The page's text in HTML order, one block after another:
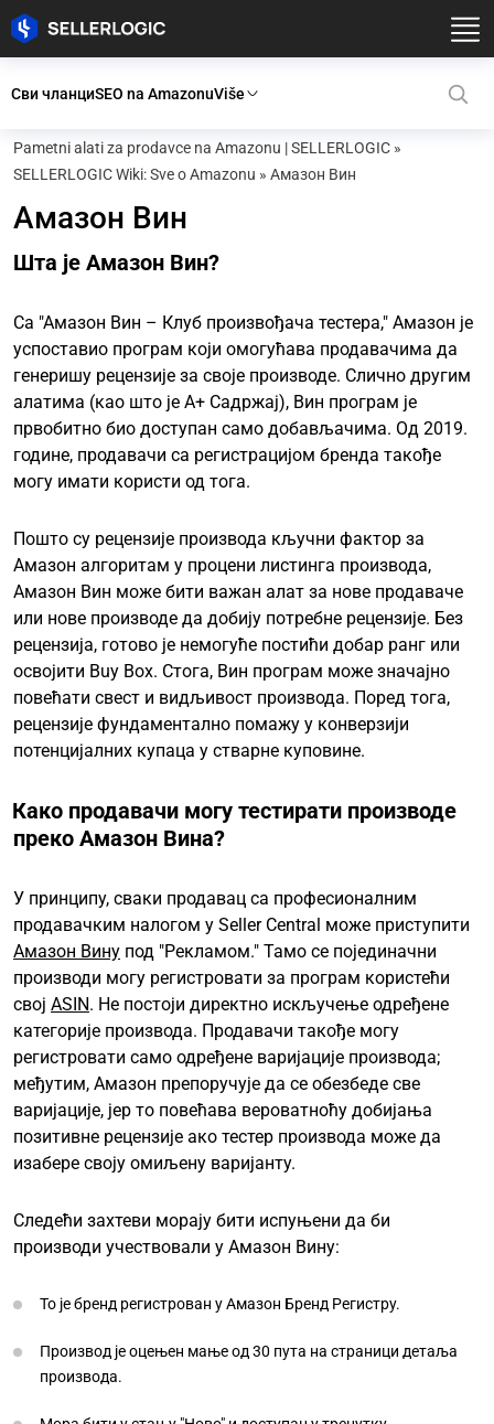
Сви чланциSEO na AmazonuViše
Pametni alati za prodavce na Amazonu | SELLERLOGIC »
SELLERLOGIC Wiki: Sve o Amazonu » Амазон Вин
Амазон Вин
Шта је Амазон Вин?
Са "Амазон Вин – Клуб произвођача тестера," Амазон је
успоставио програм који омогућава продавачима да
генеришу рецензије за своје производе. Слично другим
алатима (као што је A+ Садржај), Вин програм је
првобитно био доступан само добављачима. Од 2019.
године, продавачи са регистрацијом бренда такође
могу имати користи од тога.
Пошто су рецензије производа кључни фактор за
Амазон алгоритам у процени листинга производа,
Амазон Вин може бити важан алат за нове продаваче
или нове производе да добију потребне рецензије. Без
рецензија, готово је немогуће постићи добар ранг или
освојити Buy Box. Стога, Вин програм може значајно
повећати свест и видљивост производа. Поред тога,
рецензије фундаментално помажу у конверзији
потенцијалних купаца у стварне куповине.
Како продавачи могу тестирати производе
преко Амазон Вина?
У принципу, сваки продавац са професионалним
продавачким налогом у Seller Central може приступити
Амазон Вину под "Рекламом." Тамо се појединачни
производи могу регистровати за програм користећи
свој ASIN. Не постоји директно искључење одређене
категорије производа. Продавачи такође могу
регистровати само одређене варијације производа;
међутим, Амазон препоручује да се обезбеде све
варијације, јер то повећава вероватноћу добијања
позитивне рецензије ако тестер производа може да
изабере своју омиљену варијанту.
Следећи захтеви морају бити испуњени да би
производи учествовали у Амазон Вину:
То је бренд регистрован у Амазон Бренд Регистру.
Производ је оцењен мање од 30 пута на страници детаља
производа.